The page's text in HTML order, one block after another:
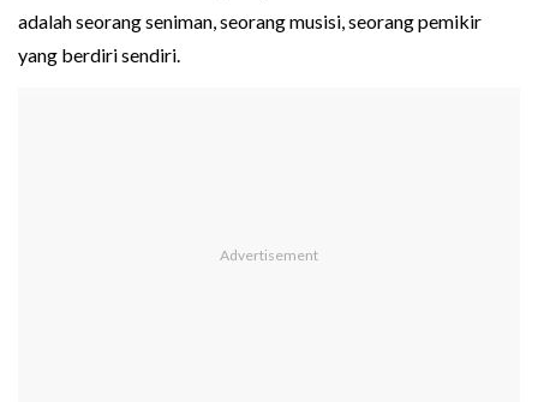
adalah seorang seniman, seorang musisi, seorang pemikir
yang berdiri sendiri.